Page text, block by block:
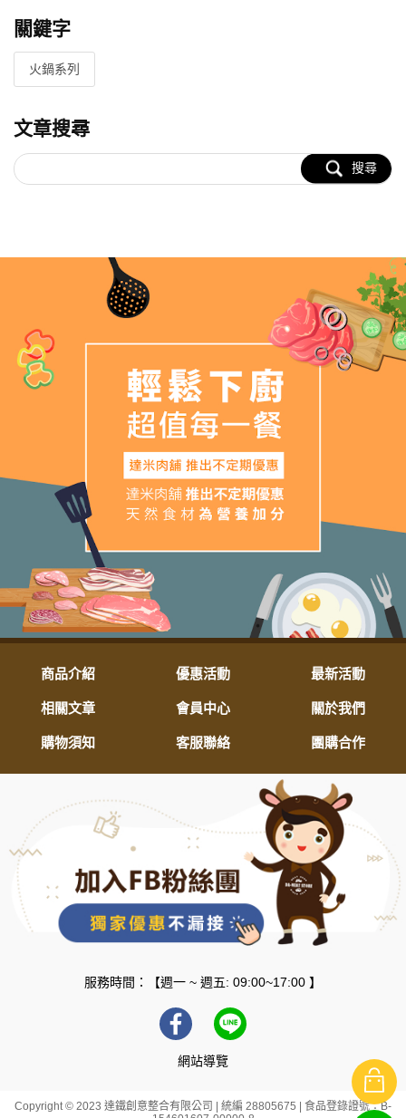
關鍵字
火鍋系列
文章搜尋
搜尋
商品介紹 優惠活動 最新活動
相關文章 會員中心 關於我們
購物須知 客服聯絡 團購合作
服務時間：【週一 ~ 週五: 09:00~17:00 】
網站導覽
Copyright © 2023 達鐵創意整合有限公司 | 統編 28805675 | 食品登錄證號：B-